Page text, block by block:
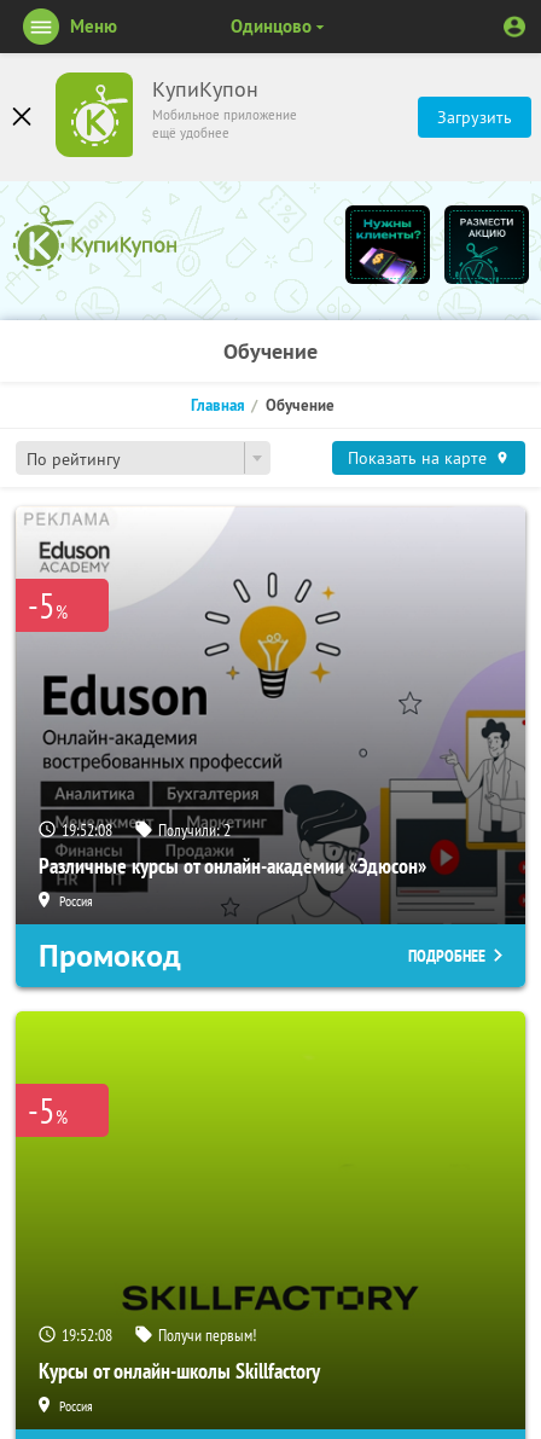
КупиКупон
Мобильное приложение
ещё удобнее
Загрузить
Меню Одинцово
Обучение
По рейтингу
Главная Обучение
Показать на карте
-5%
19:52:05 Получили:2
Различные курсы от онлайн-академии «Эдюсон»
Россия
Промокод ПОДРОБНЕЕ
-5%
19:52:05 Получи первым!
Курсы от онлайн-школы Skillfactory
Россия